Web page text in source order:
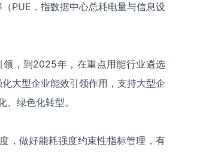
PUE，指数据中心总耗电量与信息设
，到2025年，在重点用能行业遴选
大型企业能效引领作用，支持大型企
绿色化转型。
，做好能耗强度约束性指标管理，有